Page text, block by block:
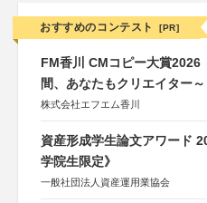
おすすめのコンテスト [PR]
FM香川 CMコピー大賞2026
間、あなたもクリエイター～
株式会社エフエム香川
資産形成学生論文アワード
学院生限定》
一般社団法人資産運用業協会